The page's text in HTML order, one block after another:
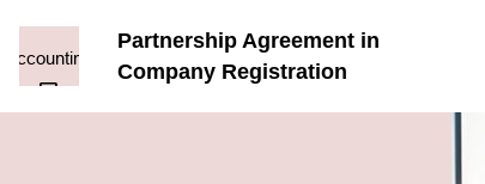
Partnership Agreement in
Company Registration